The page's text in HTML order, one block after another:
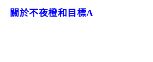
關於不夜橙和目標A